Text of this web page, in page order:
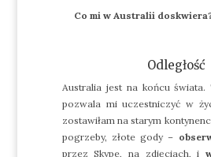
Co mi w Australii
Odległość
Australia jest na końcu świata.
pozwala mi uczestniczyć w
zostawiłam na starym
pogrzeby, złote gody –
przez Skype, na zdjęciach, i